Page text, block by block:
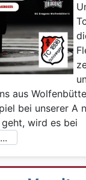
aus
bei unserer A
geht, wird es bei